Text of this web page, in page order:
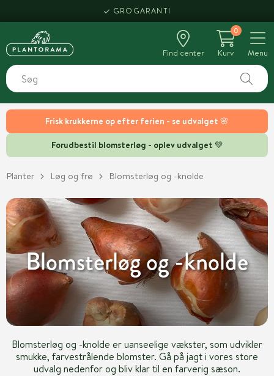
Frisk krukkerne op efter ferien - se udvalget 🌸
Forudbestil blomsterløg - oplev udvalget 💚
HENT SAMME DAG
Find center
0
Kurv
Menu
Planter Løg og frø Blomsterløg og -knolde
Blomsterløg og -knolde
Blomsterløg og -knolde er uanseelige vækster, som udvikler
smukke, farvestrålende blomster. Gå på jagt i vores store
udvalg nedenfor og bliv klar til en farverig sæson.